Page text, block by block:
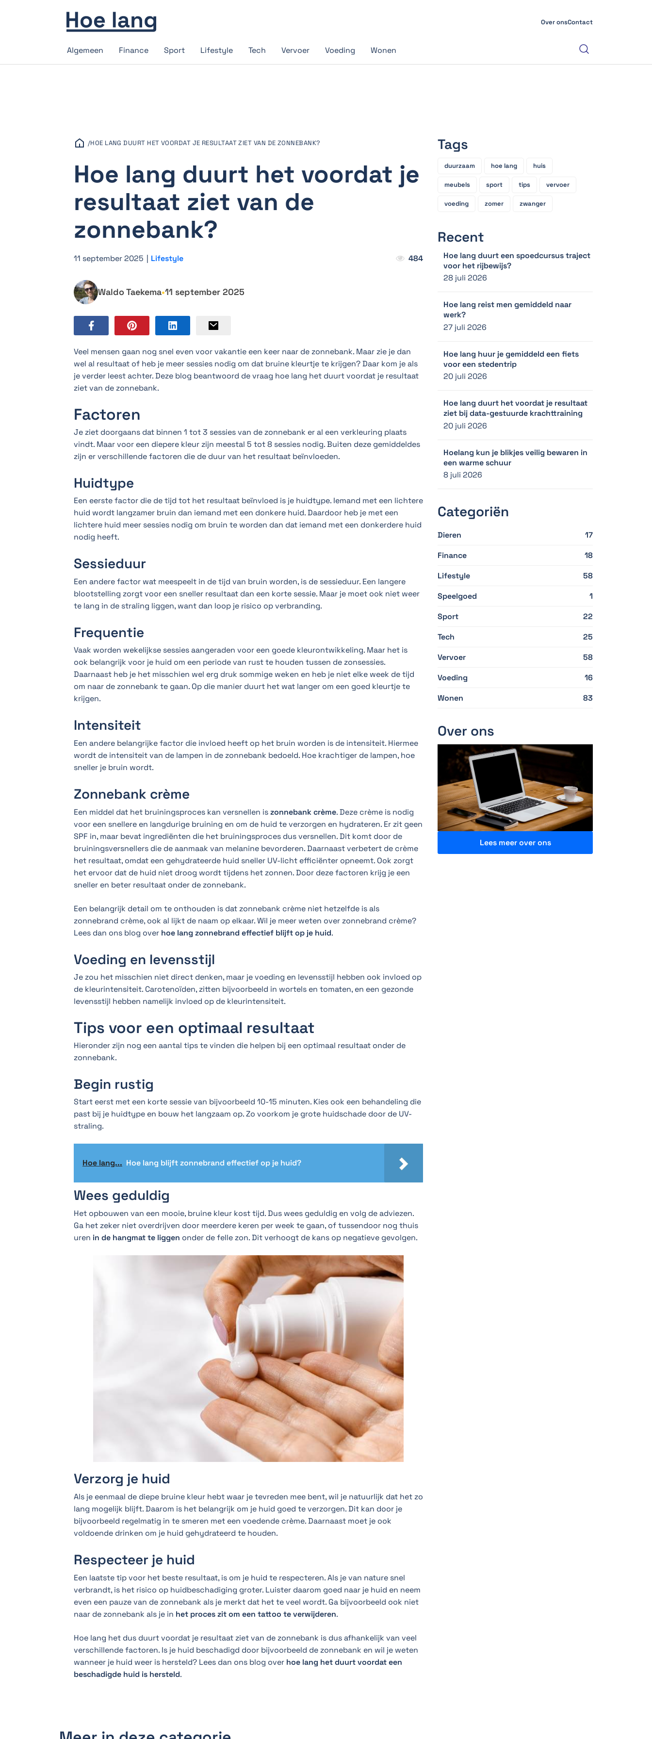
Over onsContact
Algemeen Finance Sport Lifestyle Tech Vervoer Voeding Wonen
/HOE LANG DUURT HET VOORDAT JE RESULTAAT ZIET VAN DE ZONNEBANK?
Hoe lang duurt het voordat je
resultaat ziet van de
zonnebank?
11 september 2025 | Lifestyle 484
Waldo Taekema•11 september 2025
Veel mensen gaan nog snel even voor vakantie een keer naar de zonnebank. Maar zie je dan
wel al resultaat of heb je meer sessies nodig om dat bruine kleurtje te krijgen? Daar kom je als
je verder leest achter. Deze blog beantwoord de vraag hoe lang het duurt voordat je resultaat
ziet van de zonnebank.
Factoren
Je ziet doorgaans dat binnen 1 tot 3 sessies van de zonnebank er al een verkleuring plaats
vindt. Maar voor een diepere kleur zijn meestal 5 tot 8 sessies nodig. Buiten deze gemiddeldes
zijn er verschillende factoren die de duur van het resultaat beïnvloeden.
Huidtype
Een eerste factor die de tijd tot het resultaat beïnvloed is je huidtype. Iemand met een lichtere
huid wordt langzamer bruin dan iemand met een donkere huid. Daardoor heb je met een
lichtere huid meer sessies nodig om bruin te worden dan dat iemand met een donkerdere huid
nodig heeft.
Sessieduur
Een andere factor wat meespeelt in de tijd van bruin worden, is de sessieduur. Een langere
blootstelling zorgt voor een sneller resultaat dan een korte sessie. Maar je moet ook niet weer
te lang in de straling liggen, want dan loop je risico op verbranding.
Frequentie
Vaak worden wekelijkse sessies aangeraden voor een goede kleurontwikkeling. Maar het is
ook belangrijk voor je huid om een periode van rust te houden tussen de zonsessies.
Daarnaast heb je het misschien wel erg druk sommige weken en heb je niet elke week de tijd
om naar de zonnebank te gaan. Op die manier duurt het wat langer om een goed kleurtje te
krijgen.
Intensiteit
Een andere belangrijke factor die invloed heeft op het bruin worden is de intensiteit. Hiermee
wordt de intensiteit van de lampen in de zonnebank bedoeld. Hoe krachtiger de lampen, hoe
sneller je bruin wordt.
Zonnebank crème
Een middel dat het bruiningsproces kan versnellen iszonnebank crème. Deze crème is nodig
voor een snellere en langdurige bruining en om de huid te verzorgen en hydrateren. Er zit geen
SPF in, maar bevat ingrediënten die het bruiningsproces dus versnellen. Dit komt door de
bruiningsversnellers die de aanmaak van melanine bevorderen. Daarnaast verbetert de crème
het resultaat, omdat een gehydrateerde huid sneller UV-licht efficiënter opneemt. Ook zorgt
het ervoor dat de huid niet droog wordt tijdens het zonnen. Door deze factoren krijg je een
sneller en beter resultaat onder de zonnebank.
Een belangrijk detail om te onthouden is dat zonnebank crème niet hetzelfde is als
zonnebrand crème, ook al lijkt de naam op elkaar. Wil je meer weten over zonnebrand crème?
Lees dan ons blog over hoe lang zonnebrand effectief blijft op je huid.
Voeding en levensstijl
Je zou het misschien niet direct denken, maar je voeding en levensstijl hebben ook invloed op
de kleurintensiteit. Carotenoïden, zitten bijvoorbeeld in wortels en tomaten, en een gezonde
levensstijl hebben namelijk invloed op de kleurintensiteit.
Tips voor een optimaal resultaat
Hieronder zijn nog een aantal tips te vinden die helpen bij een optimaal resultaat onder de
zonnebank.
Begin rustig
Start eerst met een korte sessie van bijvoorbeeld 10-15 minuten. Kies ook een behandeling die
past bij je huidtype en bouw het langzaam op. Zo voorkom je grote huidschade door de UV-
straling.
Hoe lang... Hoe lang blijft zonnebrand effectief op je huid?
Wees geduldig
Het opbouwen van een mooie, bruine kleur kost tijd. Dus wees geduldig en volg de adviezen.
Ga het zeker niet overdrijven door meerdere keren per week te gaan, of tussendoor nog thuis
uren in de hangmat te liggen onder de felle zon. Dit verhoogt de kans op negatieve gevolgen.
Verzorg je huid
Als je eenmaal de diepe bruine kleur hebt waar je tevreden mee bent, wil je natuurlijk dat het zo
lang mogelijk blijft. Daarom is het belangrijk om je huid goed te verzorgen. Dit kan door je
bijvoorbeeld regelmatig in te smeren met een voedende crème. Daarnaast moet je ook
voldoende drinken om je huid gehydrateerd te houden.
Respecteer je huid
Een laatste tip voor het beste resultaat, is om je huid te respecteren. Als je van nature snel
verbrandt, is het risico op huidbeschadiging groter. Luister daarom goed naar je huid en neem
even een pauze van de zonnebank als je merkt dat het te veel wordt. Ga bijvoorbeeld ook niet
naar de zonnebank als je in het proces zit om een tattoo te verwijderen.
Hoe lang het dus duurt voordat je resultaat ziet van de zonnebank is dus afhankelijk van veel
verschillende factoren. Is je huid beschadigd door bijvoorbeeld de zonnebank en wil je weten
wanneer je huid weer is hersteld? Lees dan ons blog over hoe lang het duurt voordat een
beschadigde huid is hersteld.
Tags
duurzaam hoe lang huis
meubels sport tips vervoer
voeding zomer zwanger
Recent
Hoe lang duurt een spoedcursus traject
voor het rijbewijs?
28 juli 2026
Hoe lang reist men gemiddeld naar
werk?
27 juli 2026
Hoe lang huur je gemiddeld een fiets
voor een stedentrip
20 juli 2026
Hoe lang duurt het voordat je resultaat
ziet bij data-gestuurde krachttraining
20 juli 2026
Hoelang kun je blikjes veilig bewaren in
een warme schuur
8 juli 2026
Categoriën
Dieren
17
Finance
18
Lifestyle
58
Speelgoed
1
Sport
22
Tech
25
Vervoer
58
Voeding
16
Wonen
83
Over ons
Lees meer over ons